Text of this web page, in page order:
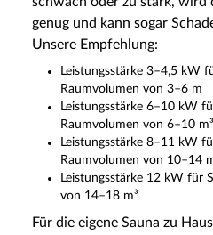
genug und kann sogar
Unsere Empfehlung:
Leistungsstärke 3–4,5 kW
Raumvolumen von 3–6 m
Leistungsstärke 6–10 kW
Raumvolumen von 6–10 m³
Leistungsstärke 8–11 kW
Raumvolumen von 10–14
Leistungsstärke 12 kW für
von 14–18 m³
Für die eigene Sauna zu